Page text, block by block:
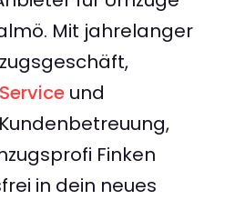
Mit jahrelanger
Service und
Finken
in dein neues